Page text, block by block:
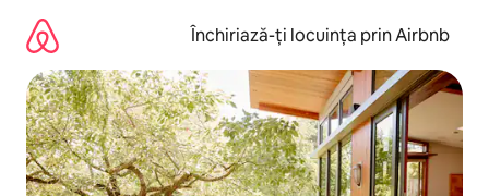
mergi
conținut
Închiriază-ți locuința prin Airbnb